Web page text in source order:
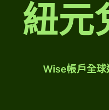
紐元
Wise帳戶全球